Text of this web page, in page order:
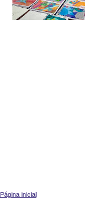
Página inicial